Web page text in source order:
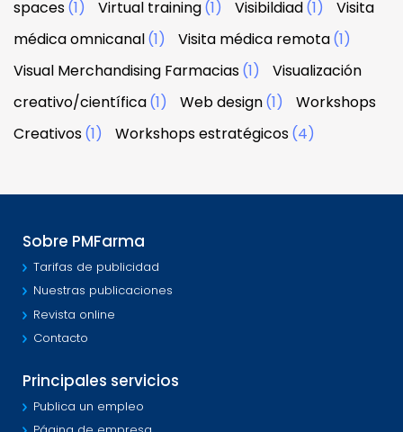
spaces(1) Virtual training(1) Visibildiad(1)
Visita
médica omnicanal(1) Visita médica remota(1)
Visual Merchandising Farmacias(1)
Visualización
creativo/científica(1) Web design(1)
Workshops
Creativos(1) Workshops estratégicos(4)
Sobre PMFarma
Tarifas de publicidad
Nuestras publicaciones
Revista online
Contacto
Principales servicios
Publica un empleo